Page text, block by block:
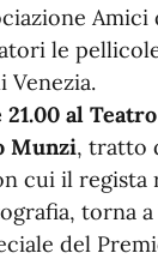
le
Venezia.
al
Munzi, tratto
cui il regista
torna
del